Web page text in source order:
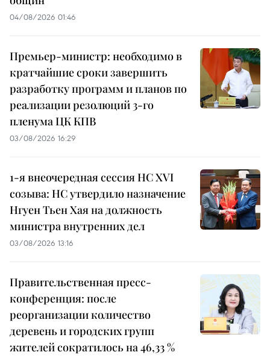
04/08/2026 01:46
Премьер-министр: необходимо в
кратчайшие сроки завершить
разработку программ и планов по
реализации резолюций 3-го
пленума ЦК КПВ
03/08/2026 16:29
1-я внеочередная сессия НС XVI
созыва: НС утвердило назначение
Нгуен Тьен Хая на должность
министра внутренних дел
03/08/2026 13:16
Правительственная пресс-
конференция: после
реорганизации количество
деревень и городских групп
жителей сократилось на 46,33 %